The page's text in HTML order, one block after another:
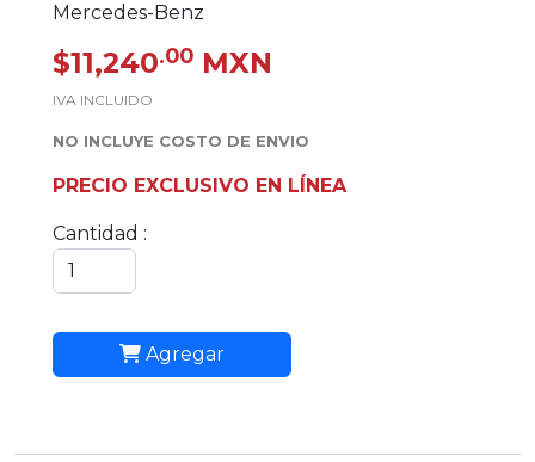
Mercedes-Benz
$11,240.00 MXN
IVA INCLUIDO
NO INCLUYE COSTO DE ENVIO
PRECIO EXCLUSIVO EN LÍNEA
Cantidad :
Agregar